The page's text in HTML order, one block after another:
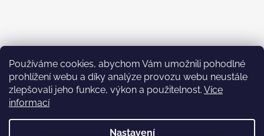
Používáme cookies, abychom Vám umožnili pohodlné
prohlížení webu a díky analýze provozu webu neustále
zlepšovali jeho funkce, výkon a použitelnost. Více
informací
Nastavení